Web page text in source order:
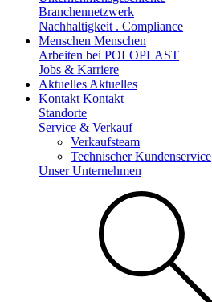
Branchennetzwerk
Nachhaltigkeit . Compliance
Menschen Menschen
Arbeiten bei POLOPLAST
Jobs & Karriere
Aktuelles Aktuelles
Kontakt Kontakt
Standorte
Service & Verkauf
Verkaufsteam
Technischer Kundenservice
Unser Unternehmen